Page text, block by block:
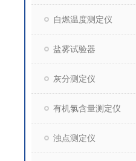
自燃温度测定仪
盐雾试验器
灰分测定仪
有机氯含量测定仪
浊点测定仪